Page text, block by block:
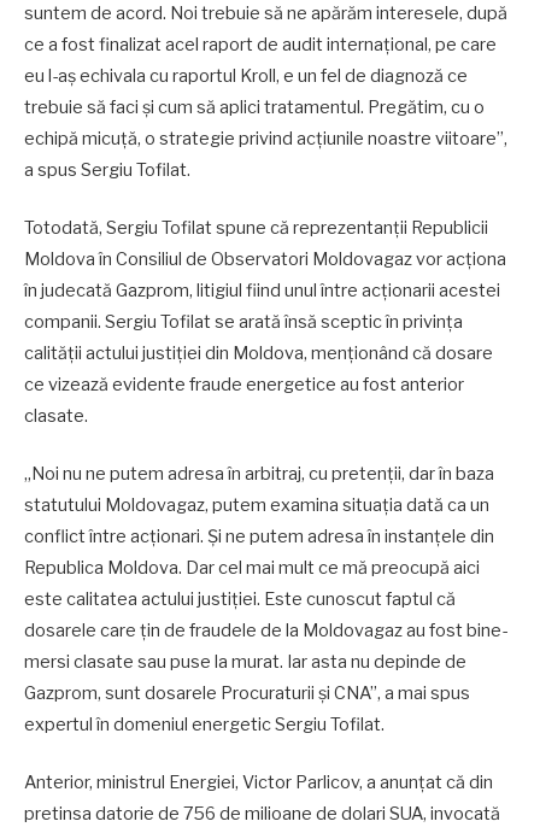
suntem de acord. Noi trebuie să ne apărăm interesele, după
ce a fost finalizat acel raport de audit internațional, pe care
eu l-aș echivala cu raportul Kroll, e un fel de diagnoză ce
trebuie să faci și cum să aplici tratamentul. Pregătim, cu o
echipă micuță, o strategie privind acțiunile noastre viitoare”,
a spus Sergiu Tofilat.
Totodată, Sergiu Tofilat spune că reprezentanții Republicii
Moldova în Consiliul de Observatori Moldovagaz vor acționa
în judecată Gazprom, litigiul fiind unul între acționarii acestei
companii. Sergiu Tofilat se arată însă sceptic în privința
calității actului justiției din Moldova, menționând că dosare
ce vizează evidente fraude energetice au fost anterior
clasate.
„Noi nu ne putem adresa în arbitraj, cu pretenții, dar în baza
statutului Moldovagaz, putem examina situația dată ca un
conflict între acționari. Și ne putem adresa în instanțele din
Republica Moldova. Dar cel mai mult ce mă preocupă aici
este calitatea actului justiției. Este cunoscut faptul că
dosarele care țin de fraudele de la Moldovagaz au fost bine-
mersi clasate sau puse la murat. Iar asta nu depinde de
Gazprom, sunt dosarele Procuraturii și CNA”, a mai spus
expertul în domeniul energetic Sergiu Tofilat.
Anterior, ministrul Energiei, Victor Parlicov, a anunțat că din
pretinsa datorie de 756 de milioane de dolari SUA, invocată